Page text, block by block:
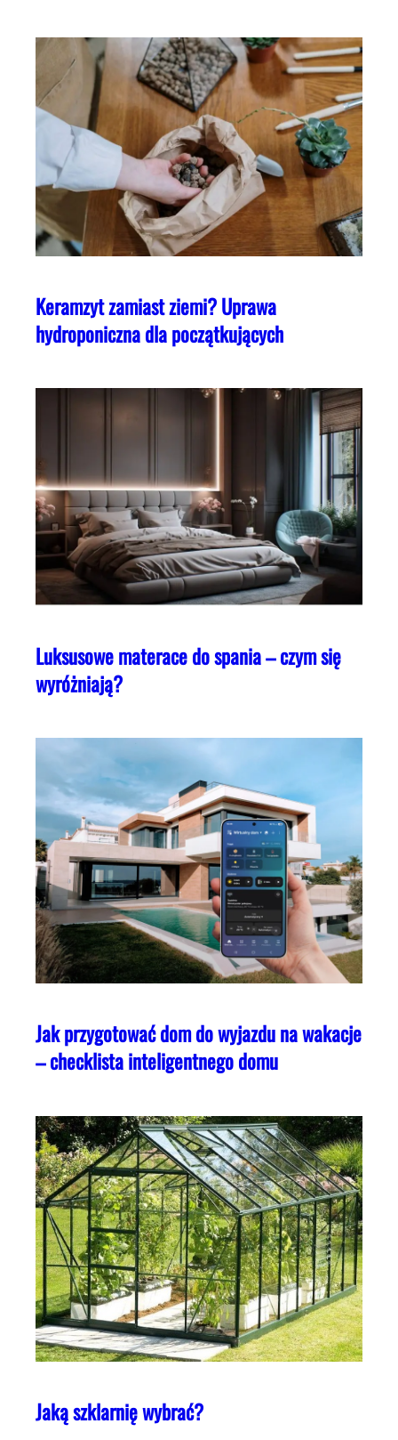
Keramzyt zamiast ziemi? Uprawa
hydroponiczna dla początkujących
Luksusowe materace do spania – czym się
wyróżniają?
Jak przygotować dom do wyjazdu na wakacje
– checklista inteligentnego domu
Jaką szklarnię wybrać?